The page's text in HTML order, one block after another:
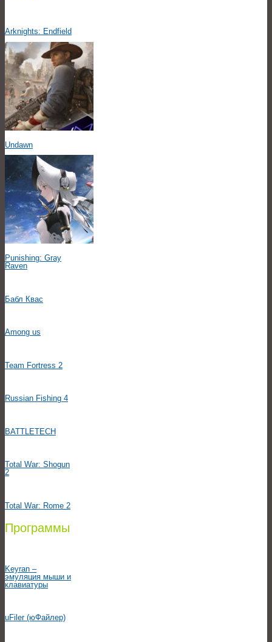
Arknights: Endfield
Undawn
Punishing: Gray
Raven
Бабл Квас
Among us
Team Fortress 2
Russian Fishing 4
BATTLETECH
Total War: Shogun
2
Total War: Rome 2
Программы
Keyran –
эмуляция мыши и
клавиатуры
uFiler (юФайлер)